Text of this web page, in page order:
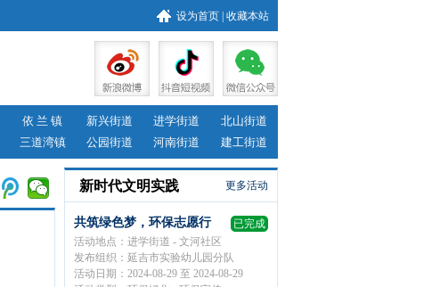
设为首页 收藏本站
依 兰 镇 新兴街道 进学街道
北山街道
三道湾镇 公园街道 河南街道 建工街道
更多活动
新时代文明实践
已完成
共筑绿色梦，环保志愿行
活动地点：进学街道 - 文河社区
发布组织：延吉市实验幼儿园分队
活动日期：2024-08-29 至 2024-08-29